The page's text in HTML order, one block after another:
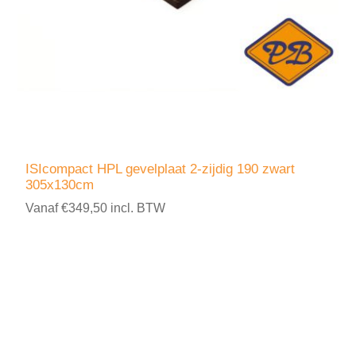
ISIcompact HPL gevelplaat 2-zijdig 190 zwart
305x130cm
Vanaf €349,50 incl. BTW